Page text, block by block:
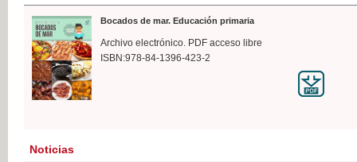
Bocados de mar. Educación primaria
Archivo electrónico. PDF acceso libre
ISBN:978-84-1396-423-2
Noticias